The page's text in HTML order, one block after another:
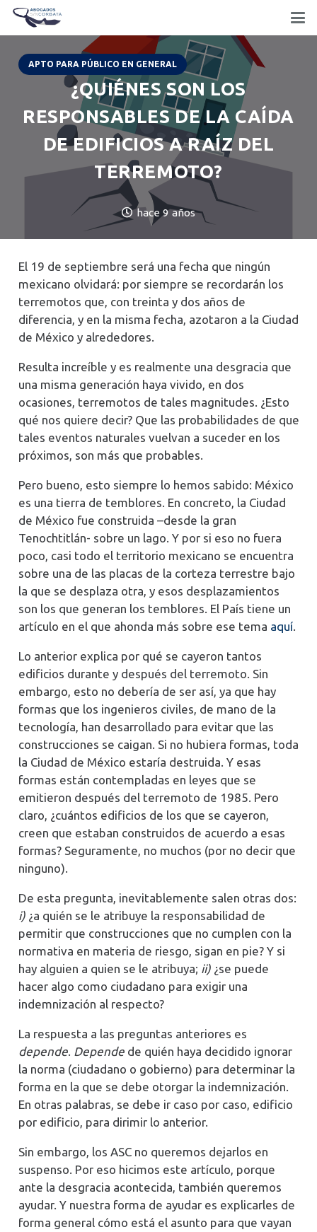
APTO PARA PÚBLICO EN GENERAL
¿QUIÉNES SON LOS
RESPONSABLES DE LA CAÍDA
DE EDIFICIOS A RAÍZ DEL
TERREMOTO?
hace 9 años
El 19 de septiembre será una fecha que ningún
mexicano olvidará: por siempre se recordarán los
terremotos que, con treinta y dos años de
diferencia, y en la misma fecha, azotaron a la Ciudad
de México y alrededores.
Resulta increíble y es realmente una desgracia que
una misma generación haya vivido, en dos
ocasiones, terremotos de tales magnitudes. ¿Esto
qué nos quiere decir? Que las probabilidades de que
tales eventos naturales vuelvan a suceder en los
próximos, son más que probables.
Pero bueno, esto siempre lo hemos sabido: México
es una tierra de temblores. En concreto, la Ciudad
de México fue construida –desde la gran
Tenochtitlán- sobre un lago. Y por si eso no fuera
poco, casi todo el territorio mexicano se encuentra
sobre una de las placas de la corteza terrestre bajo
la que se desplaza otra, y esos desplazamientos
son los que generan los temblores. El País tiene un
artículo en el que ahonda más sobre ese tema aquí.
Lo anterior explica por qué se cayeron tantos
edificios durante y después del terremoto. Sin
embargo, esto no debería de ser así, ya que hay
formas que los ingenieros civiles, de mano de la
tecnología, han desarrollado para evitar que las
construcciones se caigan. Si no hubiera formas, toda
la Ciudad de México estaría destruida. Y esas
formas están contempladas en leyes que se
emitieron después del terremoto de 1985. Pero
claro, ¿cuántos edificios de los que se cayeron,
creen que estaban construidos de acuerdo a esas
formas? Seguramente, no muchos (por no decir que
ninguno).
De esta pregunta, inevitablemente salen otras dos:
i)¿a quién se le atribuye la responsabilidad de
permitir que construcciones que no cumplen con la
normativa en materia de riesgo, sigan en pie? Y si
hay alguien a quien se le atribuya; ii)¿se puede
hacer algo como ciudadano para exigir una
indemnización al respecto?
La respuesta a las preguntas anteriores es
depende. Depende de quién haya decidido ignorar
la norma (ciudadano o gobierno) para determinar la
forma en la que se debe otorgar la indemnización.
En otras palabras, se debe ir caso por caso, edificio
por edificio, para dirimir lo anterior.
Sin embargo, los ASC no queremos dejarlos en
suspenso. Por eso hicimos este artículo, porque
ante la desgracia acontecida, también queremos
ayudar. Y nuestra forma de ayudar es explicarles de
forma general cómo está el asunto para que vayan